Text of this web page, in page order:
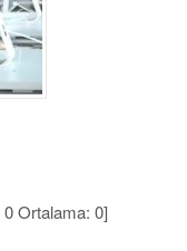
0Ortalama: 0]